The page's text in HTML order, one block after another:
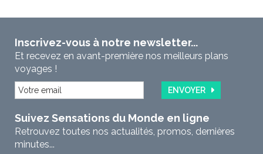
Inscrivez-vous à notre newsletter...
Et recevez en avant-première nos meilleurs plans
voyages !
ENVOYER
Suivez Sensations du Monde en ligne
Retrouvez toutes nos actualités, promos, dernières
minutes...